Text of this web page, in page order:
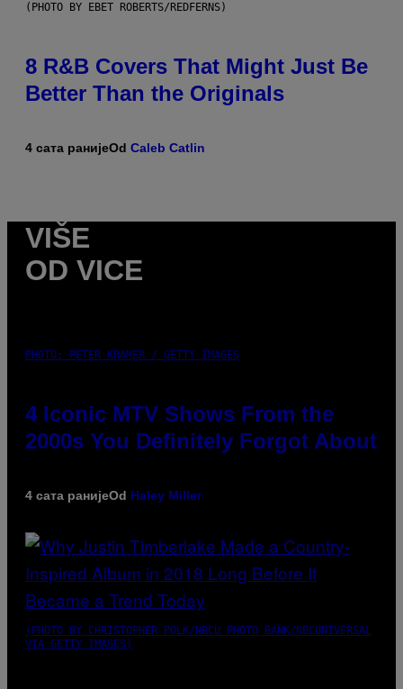
(PHOTO BY EBET ROBERTS/REDFERNS)
8 R&B Covers That Might Just Be
Better Than the Originals
4 сата ранијеOd Caleb Catlin
VIŠE
OD VICE
PHOTO: PETER KRAMER / GETTY IMAGES
4 Iconic MTV Shows From the
2000s You Definitely Forgot About
4 сата ранијеOd Haley Miller
(PHOTO BY CHRISTOPHER POLK/NBCU PHOTO BANK/NBCUNIVERSAL
VIA GETTY IMAGES)